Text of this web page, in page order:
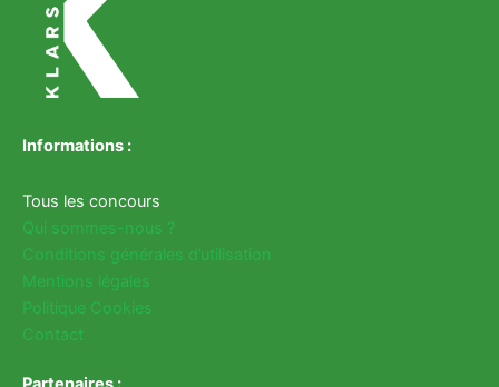
Informations :
Tous les concours
Qui sommes-nous ?
Conditions générales d’utilisation
Mentions légales
Politique Cookies
Contact